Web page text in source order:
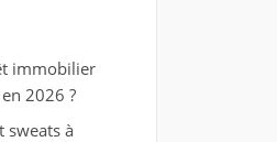
immobilier
2026 ?
sweats à